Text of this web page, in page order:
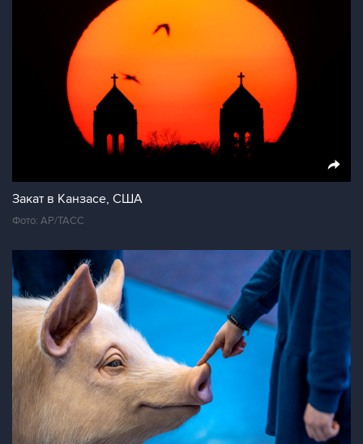
Закат в Канзасе, США
Фото: АР/ТАСС